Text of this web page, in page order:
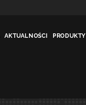
AKTUALNOŚCI PRODUKTY